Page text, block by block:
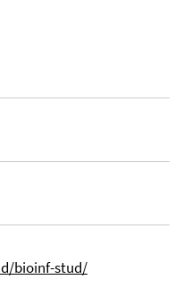
bioinf-stud/